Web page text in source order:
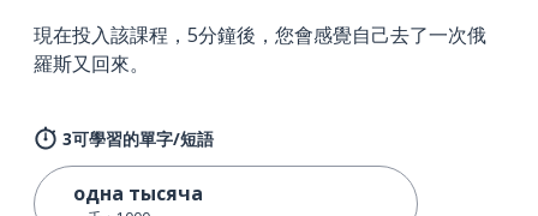
現在投入該課程，5分鐘後，您會感覺自己去了一次俄
羅斯又回來。
3可學習的單字/短語
одна тысяча